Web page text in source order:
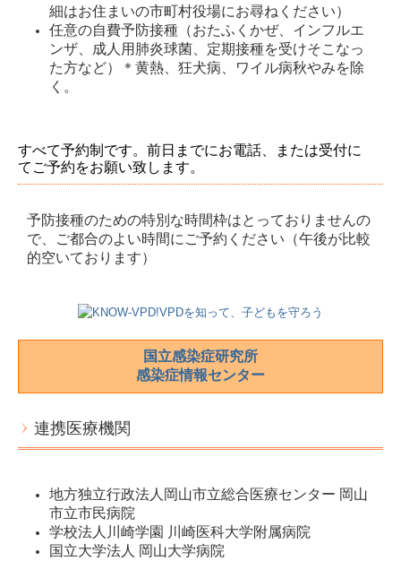
細はお住まいの市町村役場にお尋ねください）
任意の自費予防接種（おたふくかぜ、インフルエ
ンザ、成人用肺炎球菌、定期接種を受けそこなっ
た方など）＊黄熱、狂犬病、ワイル病秋やみを除
く。
すべて予約制です。前日までにお電話、または受付に
てご予約をお願い致します。
予防接種のための特別な時間枠はとっておりませんの
で、ご都合のよい時間にご予約ください（午後が比較
的空いております）
国立感染症研究所
感染症情報センター
連携医療機関
地方独立行政法人岡山市立総合医療センター 岡山
市立市民病院
学校法人川崎学園 川崎医科大学附属病院
国立大学法人 岡山大学病院